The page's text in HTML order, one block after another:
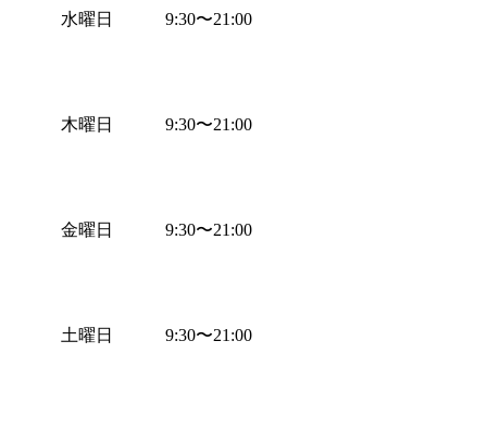
水曜日
木曜日
金曜日
土曜日
9:30〜21:00
9:30〜21:00
9:30〜21:00
9:30〜21:00